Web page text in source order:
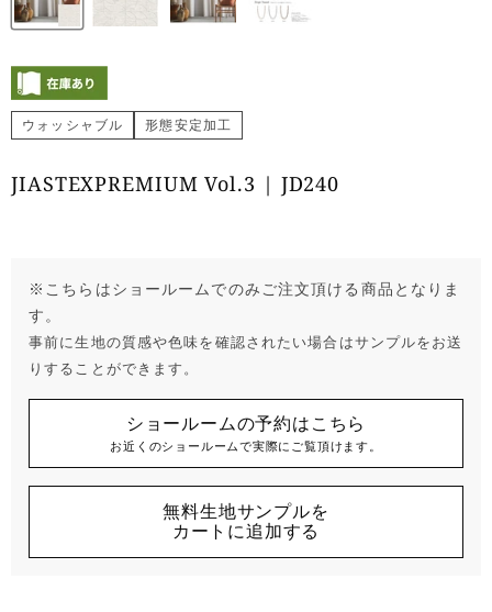
ウォッシャブル 形態安定加工
JIASTEXPREMIUM Vol.3 | JD240
※こちらはショールームでのみご注文頂ける商品となりま
す。
事前に生地の質感や色味を確認されたい場合はサンプルをお送
りすることができます。
ショールームの予約はこちら
お近くのショールームで実際にご覧頂けます。
無料生地サンプルを
カートに追加する